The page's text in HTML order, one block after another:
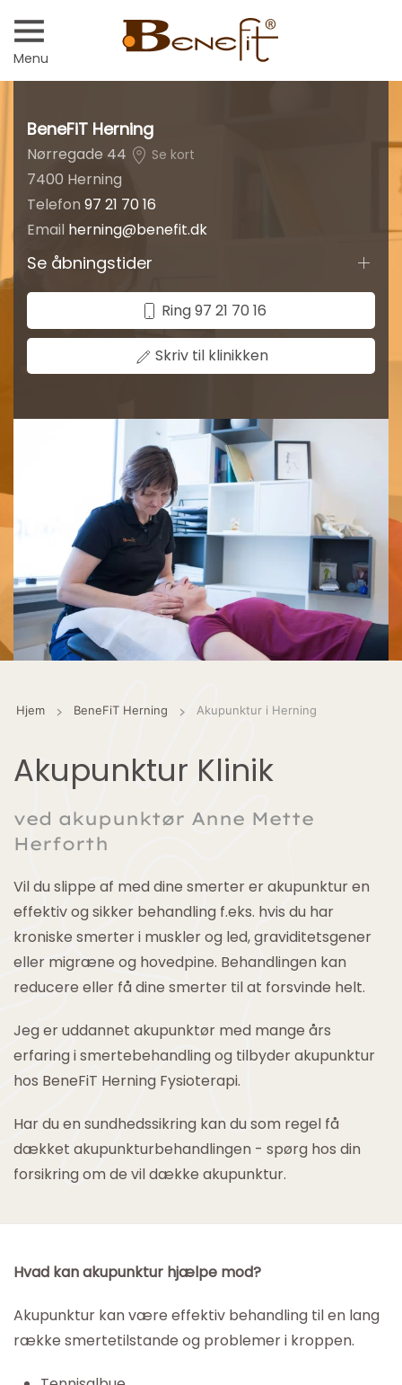
Menu
BeneFiT Herning
Nørregade 44 Se kort
7400 Herning
Telefon 97 21 70 16
Email herning@benefit.dk
Se åbningstider
Ring 97 21 70 16
Skriv til klinikken
Hjem BeneFiT Herning Akupunktur i Herning
Akupunktur Klinik
ved akupunktør Anne Mette
Herforth
Vil du slippe af med dine smerter er akupunktur en
effektiv og sikker behandling f.eks. hvis du har
kroniske smerter i muskler og led, graviditetsgener
eller migræne og hovedpine. Behandlingen kan
reducere eller få dine smerter til at forsvinde helt.
Jeg er uddannet akupunktør med mange års
erfaring i smertebehandling og tilbyder akupunktur
hos BeneFiT Herning Fysioterapi.
Har du en sundhedssikring kan du som regel få
dækket akupunkturbehandlingen - spørg hos din
forsikring om de vil dække akupunktur.
Hvad kan akupunktur hjælpe mod?
Akupunktur kan være effektiv behandling til en lang
række smertetilstande og problemer i kroppen.